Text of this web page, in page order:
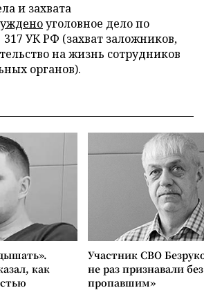
и захвата
уголовное дело по
317 УК РФ (захват заложников,
на жизнь сотрудников
органов).
как
Участник СВО
не раз признавали
пропавшим»